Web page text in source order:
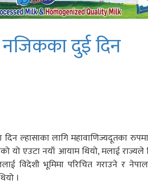
नजिकका दुई दिन
ल्हासाका लागि महावाणिज्यदूतका
यो एउटा नयाँ आयाम थियो, मलाई राज्यले
विदेशी भूमिमा परिचित गराउने र
।